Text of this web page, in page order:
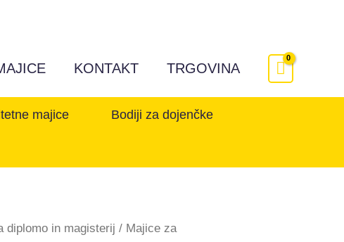
KONTAKT TRGOVINA
majice Bodiji za dojenčke
diplomo in magisterij / Majice za